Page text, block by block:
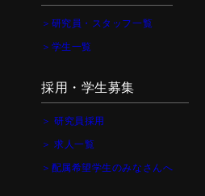
＞研究員・スタッフ一覧
＞学生一覧
採用・学生募集
＞ 研究員採用
＞ 求人一覧
＞配属希望学生のみなさんへ